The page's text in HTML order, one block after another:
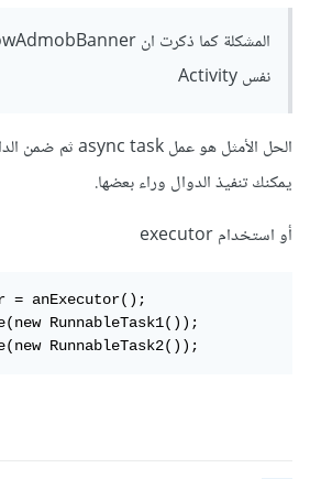
نفس Activity
يمكنك تنفيذ الدوال وراء بعضها.
أو استخدام executor
= anExecutor();
RunnableTask2());